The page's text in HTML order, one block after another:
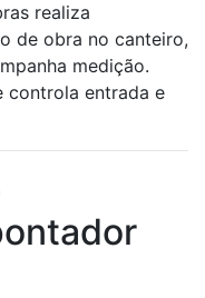
realiza
de obra no canteiro,
medição.
controla entrada e